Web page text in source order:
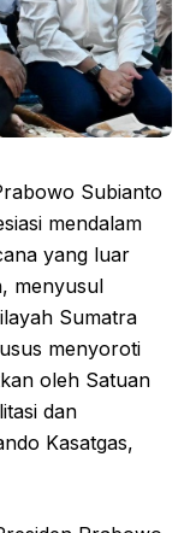
Subianto
mendalam
yang luar
menyusul
Sumatra
menyoroti
oleh Satuan
dan
Kasatgas,